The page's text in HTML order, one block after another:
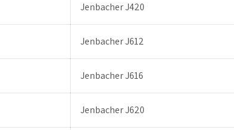
Jenbacher J420
Jenbacher J612
Jenbacher J616
Jenbacher J620